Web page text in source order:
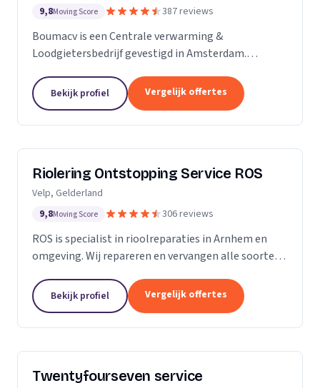
9,8Moving Score 387 reviews
Boumacv is een Centrale verwarming &
Loodgietersbedrijf gevestigd in Amsterdam.
installatiebedrijf, actief in alle facetten binnen de
verwarming en...
Bekijk profiel Vergelijk offertes
Riolering Ontstopping Service ROS
Velp, Gelderland
9,8Moving Score 306 reviews
ROS is specialist in rioolreparaties in Arnhem en
omgeving. Wij repareren en vervangen alle soorten
rioolherstel maken we gebruik van hoogwaardige...
Bekijk profiel Vergelijk offertes
Twentyfourseven service